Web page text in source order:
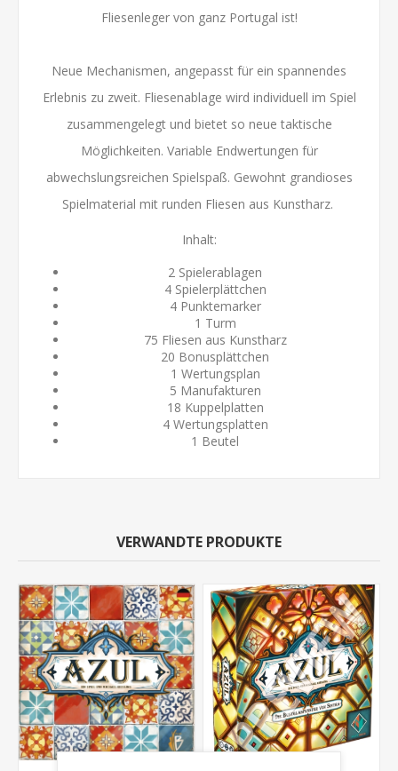
Fliesenleger von ganz Portugal ist!
Neue Mechanismen, angepasst für ein spannendes
Erlebnis zu zweit. Fliesenablage wird individuell im Spiel
zusammengelegt und bietet so neue taktische
Möglichkeiten. Variable Endwertungen für
abwechslungsreichen Spielspaß. Gewohnt grandioses
Spielmaterial mit runden Fliesen aus Kunstharz.
Inhalt:
2 Spielerablagen
4 Spielerplättchen
4 Punktemarker
1 Turm
75 Fliesen aus Kunstharz
20 Bonusplättchen
1 Wertungsplan
5 Manufakturen
18 Kuppelplatten
4 Wertungsplatten
1 Beutel
VERWANDTE PRODUKTE